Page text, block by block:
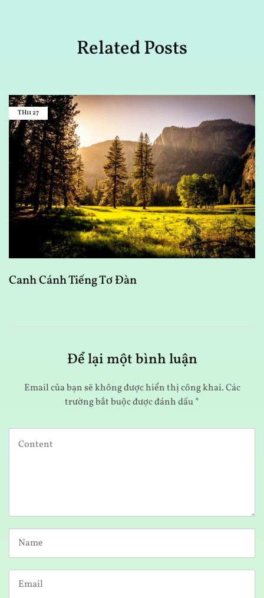
Related Posts
TH1127
Canh Cánh Tiếng Tơ Đàn
Để lại một bình luận
Email của bạn sẽ không được hiển thị công khai.Các
trường bắt buộc được đánh dấu*